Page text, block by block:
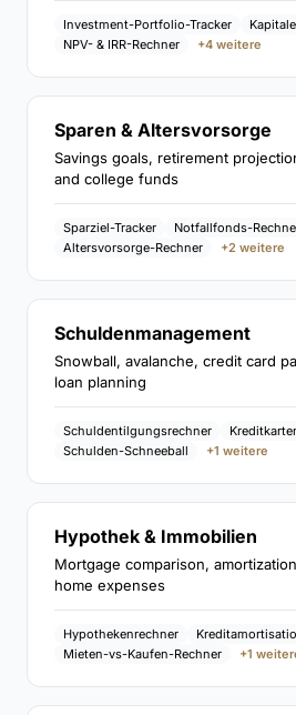
Investment-Portfolio-Tracker
NPV- & IRR-Rechner
+4 weitere
Sparen & Altersvorsorge
Savings goals, retirement
and college funds
Sparziel-Tracker
Notfallfonds-
Altersvorsorge-Rechner
+2 weitere
Schuldenmanagement
Snowball, avalanche, credit card
loan planning
Schuldentilgungsrechner
Schulden-Schneeball
+1 weitere
Hypothek & Immobilien
Mortgage comparison,
home expenses
Hypothekenrechner
Mieten-vs-Kaufen-Rechner
+1